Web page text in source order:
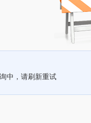
中，请刷新重试